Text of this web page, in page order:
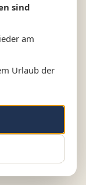
sind
am
Urlaub der
–